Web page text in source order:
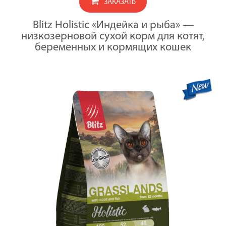
со
свежей
индейкой
и
корм
для
котят,
беременных
свежей
индейкой
ЗАКАЗАТЬ
Blitz Holistic «Индейка и рыба» —
низкозерновой сухой корм для котят,
беременных и кормящих кошек